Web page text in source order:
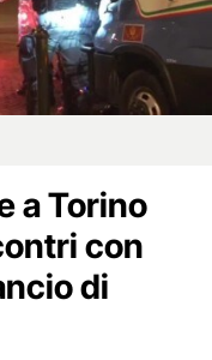
a Torino
con
di